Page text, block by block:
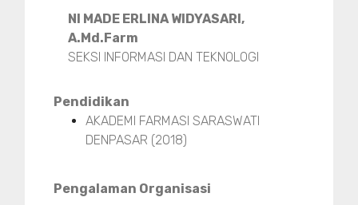
NI MADE ERLINA WIDYASARI,
A.Md.Farm
SEKSI INFORMASI DAN TEKNOLOGI
Pendidikan
AKADEMI FARMASI SARASWATI
DENPASAR (2018)
Pengalaman Organisasi